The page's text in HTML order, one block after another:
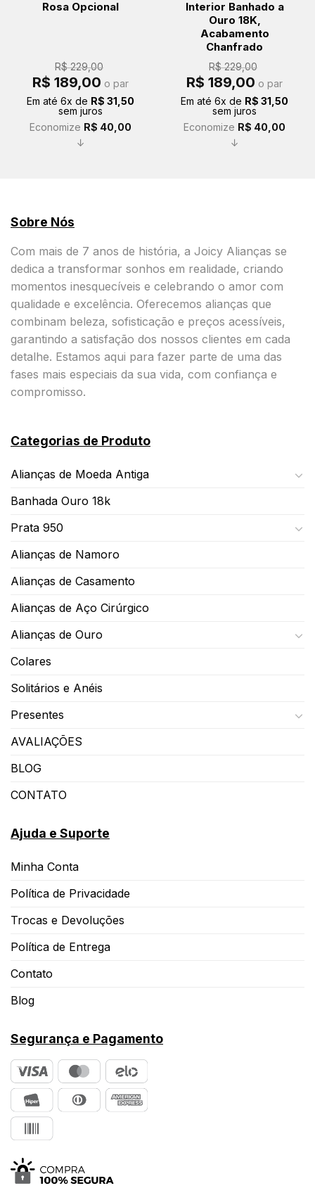
Rosa Opcional
R$229,00
O
preço
era:
R$ 229,00.
R$ 189,00 preço
é:
R$ 189,00.
o par
Em até 6x de R$ 31,50
sem juros
Economize R$ 40,00
↓
Interior Banhado a
Ouro 18K,
Acabamento
Chanfrado
R$229,00
O
preço
era:
R$ 229,00.
R$ 189,00 preço
é:
R$ 189,00.
o par
Em até 6x de R$ 31,50
sem juros
Economize R$ 40,00
↓
Sobre Nós
Com mais de 7 anos de história, a Joicy Alianças se
dedica a transformar sonhos em realidade, criando
momentos inesquecíveis e celebrando o amor com
qualidade e excelência. Oferecemos alianças que
combinam beleza, sofisticação e preços acessíveis,
garantindo a satisfação dos nossos clientes em cada
detalhe. Estamos aqui para fazer parte de uma das
fases mais especiais da sua vida, com confiança e
compromisso.
Categorias de Produto
Alianças de Moeda Antiga
Banhada Ouro 18k
Prata 950
Alianças de Namoro
Alianças de Casamento
Alianças de Aço Cirúrgico
Alianças de Ouro
Colares
Solitários e Anéis
Presentes
AVALIAÇÕES
BLOG
CONTATO
Ajuda e Suporte
Minha Conta
Política de Privacidade
Trocas e Devoluções
Política de Entrega
Contato
Blog
Segurança e Pagamento